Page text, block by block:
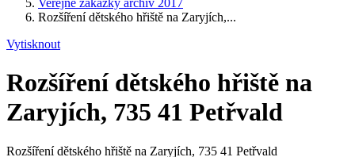
Veřejné zakázky archív 2017
Rozšíření dětského hřiště na Zaryjích,...
Vytisknout
Rozšíření dětského hřiště na
Zaryjích, 735 41 Petřvald
Rozšíření dětského hřiště na Zaryjích, 735 41 Petřvald